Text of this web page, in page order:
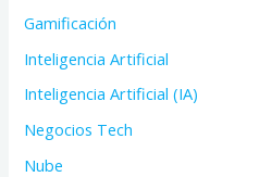
Gamificación
Inteligencia Artificial
Inteligencia Artificial (IA)
Negocios Tech
Nube